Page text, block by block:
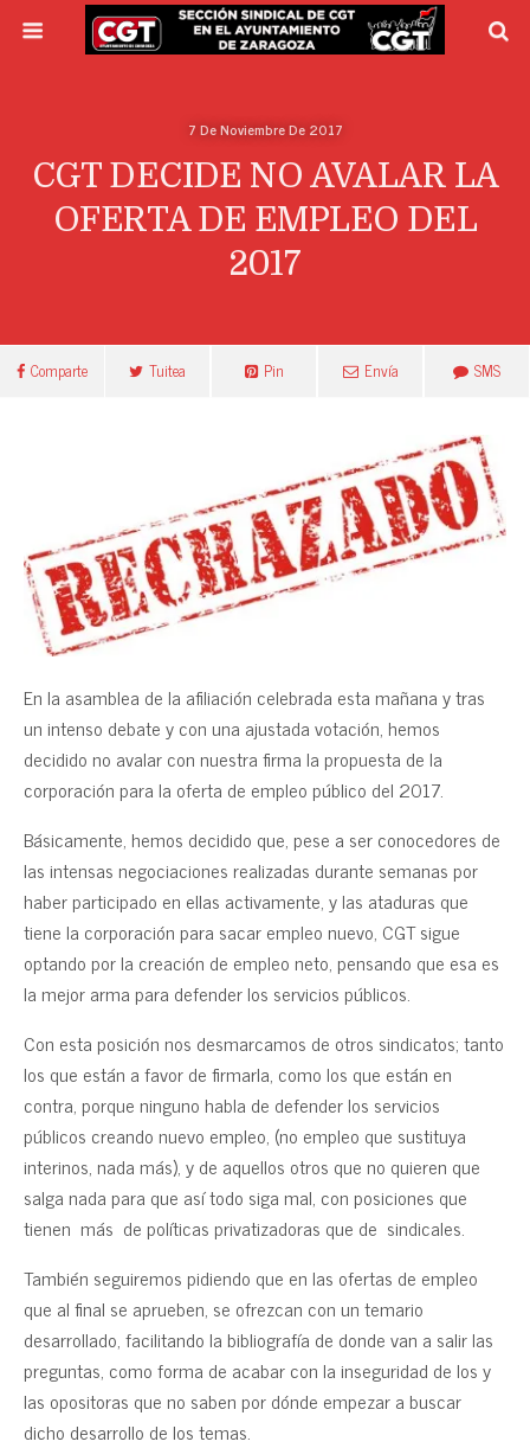
7 De Noviembre De 2017
CGT DECIDE NO AVALAR LA
OFERTA DE EMPLEO DEL
2017
Comparte Tuitea Pin Envía SMS
En la asamblea de la afiliación celebrada esta mañana y tras
un intenso debate y con una ajustada votación, hemos
decidido no avalar con nuestra firma la propuesta de la
corporación para la oferta de empleo público del 2017.
Básicamente, hemos decidido que, pese a ser conocedores de
las intensas negociaciones realizadas durante semanas por
haber participado en ellas activamente, y las ataduras que
tiene la corporación para sacar empleo nuevo, CGT sigue
optando por la creación de empleo neto, pensando que esa es
la mejor arma para defender los servicios públicos.
Con esta posición nos desmarcamos de otros sindicatos; tanto
los que están a favor de firmarla, como los que están en
contra, porque ninguno habla de defender los servicios
públicos creando nuevo empleo, (no empleo que sustituya
interinos, nada más), y de aquellos otros que no quieren que
salga nada para que así todo siga mal, con posiciones que
tienen más de políticas privatizadoras que de sindicales.
También seguiremos pidiendo que en las ofertas de empleo
que al final se aprueben, se ofrezcan con un temario
desarrollado, facilitando la bibliografía de donde van a salir las
preguntas, como forma de acabar con la inseguridad de los y
las opositoras que no saben por dónde empezar a buscar
dicho desarrollo de los temas.